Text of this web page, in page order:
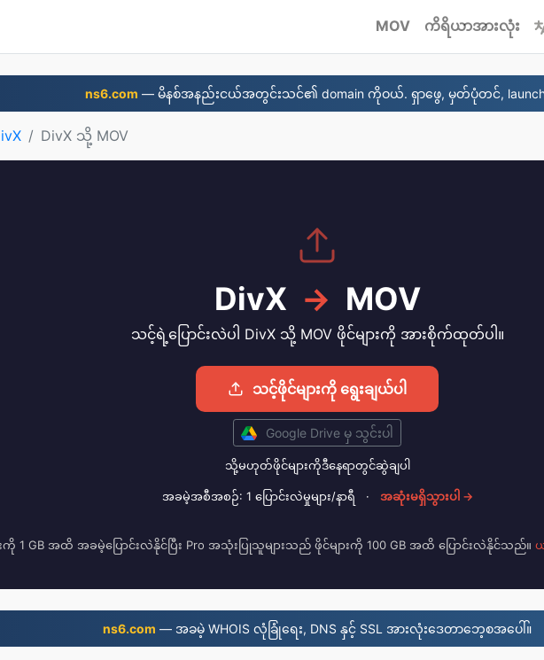
MOV ကိရိယာအားလုံး
ns6.com — မိနစ်အနည်းငယ်အတွင်းသင်၏ domain ကိုဝယ်. ရှာဖွေ, မှတ်ပုံတင်,
DivX သို့ MOV
DivX → MOV
သင့်ရဲ့ပြောင်းလဲပါ DivX သို့ MOV ဖိုင်များကို အားစိုက်ထုတ်ပါ။
သင့်ဖိုင်များကို ရွေးချယ်ပါ
Google Drive မှ သွင်းပါ
သို့မဟုတ်ဖိုင်များကိုဒီနေရာတွင်ဆွဲချပါ
အခမဲ့အစီအစဉ်: 1 ပြောင်းလဲမှုများ/နာရီ · အဆုံးမရှိသွားပါ →
းကို 1 GB အထိ အခမဲ့ပြောင်းလဲနိုင်ပြီး Pro အသုံးပြုသူများသည် ဖိုင်များကို 100 GB အထိ ပြောင်းလဲနိုင်သည်။
ns6.com — အခမဲ့ WHOIS လုံခြုံရေး, DNS နှင့် SSL အားလုံးဒေတာဘေ့စအပေါ်။